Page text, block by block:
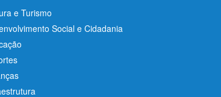
e Turismo
Social e Cidadania